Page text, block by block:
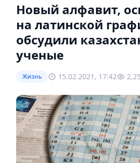
Новый алфавит,
на латинской
обсудили
ученые
Жизнь 15.02.2021, 17:42